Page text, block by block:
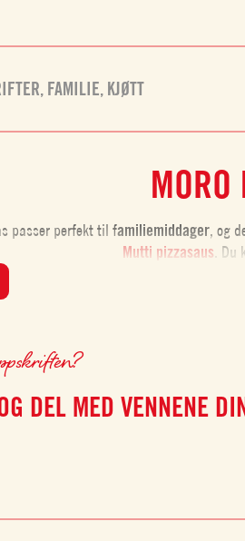
, FAMILIE, KJØTT
passer perfekt til familiemiddager, og
Mutti pizzasaus .
DEL MED VENNENE